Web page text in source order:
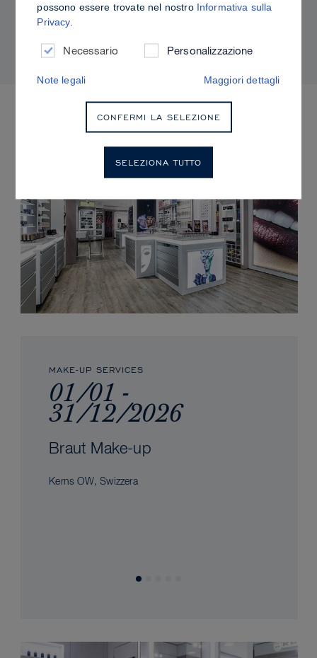
vantaggi e come scegliere i prodotti più
MAKE-UP SERVICES
01/01 -
31/12/2026
Braut Make-up
Kerns OW, Swizzera
possono essere trovate nel nostro Informativa sulla
Privacy.
Necessario Personalizzazione
Note legali Maggiori dettagli
CONFERMI LA SELEZIONE
SELEZIONA TUTTO